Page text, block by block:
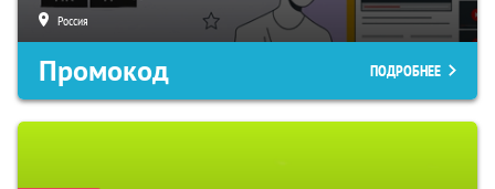
Россия
Промокод ПОДРОБНЕЕ